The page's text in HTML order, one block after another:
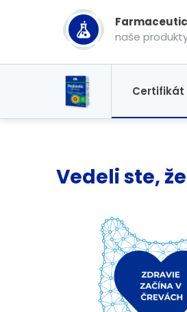
naše
Certifikát
Vedeli ste,